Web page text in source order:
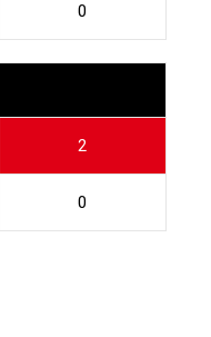
0
2
0